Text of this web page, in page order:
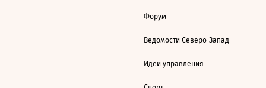
Форум
Ведомости Северо-Запад
Идеи управления